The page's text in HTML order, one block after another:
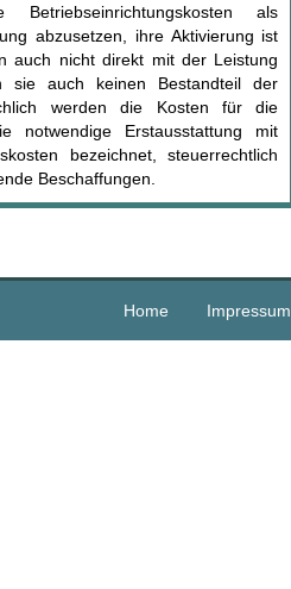
als
abzusetzen, ihre Aktivierung ist
auch nicht direkt mit der Leistung
sie auch keinen Bestandteil der
werden die Kosten für die
notwendige Erstausstattung mit
bezeichnet, steuerrechtlich
Beschaffungen.
Home Impressum